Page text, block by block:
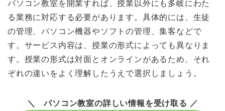
パソコン教室を開業すれば、授業以外にも多岐にわた
る業務に対応する必要があります。具体的には、生徒
の管理、パソコン機器やソフトの管理、集客などで
す。サービス内容は、授業の形式によっても異なりま
す。授業の形式は対面とオンラインがあるため、それ
ぞれの違いをよく理解したうえで選択しましょう。
＼ パソコン教室の詳しい情報を受け取る ／